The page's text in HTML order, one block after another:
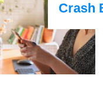
Crash